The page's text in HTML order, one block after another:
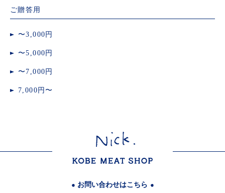
ご贈答用
〜3,000円
〜5,000円
〜7,000円
7,000円〜
お問い合わせはこちら